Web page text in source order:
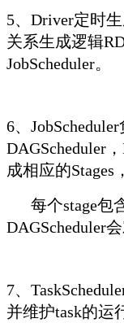
5、Driver定时生
关系生成逻辑
JobScheduler。
6、
DAGScheduler
成相应的Stages，
每个stage包
DAGScheduler
7、
并维护task的运